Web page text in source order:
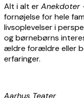
Alt i alt erAnekdoter
fornøjelse for hele
livsoplevelser i
og børnebørns
ældre forældre eller
erfaringer.
Aarhus Teater